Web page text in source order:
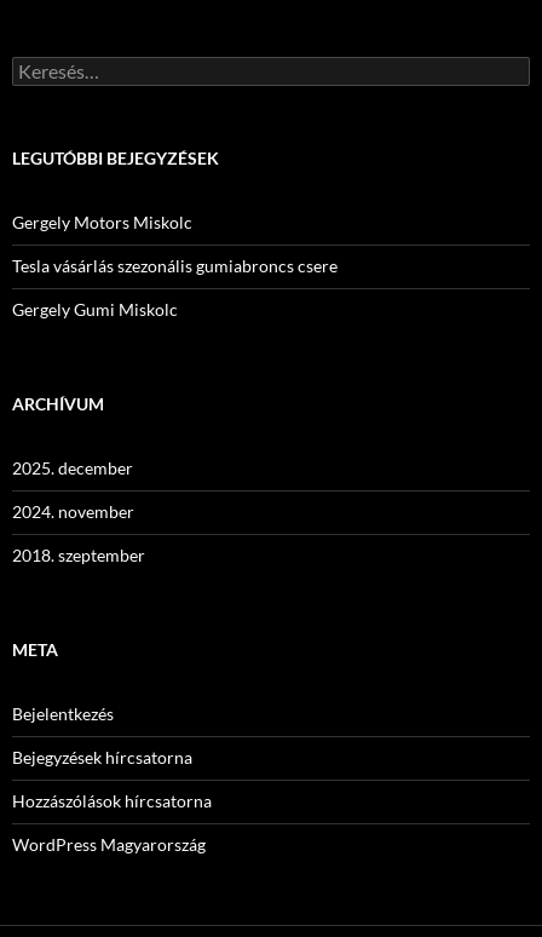
Keresés:
LEGUTÓBBI BEJEGYZÉSEK
Gergely Motors Miskolc
Tesla vásárlás szezonális gumiabroncs csere
Gergely Gumi Miskolc
ARCHÍVUM
2025. december
2024. november
2018. szeptember
META
Bejelentkezés
Bejegyzések hírcsatorna
Hozzászólások hírcsatorna
WordPress Magyarország